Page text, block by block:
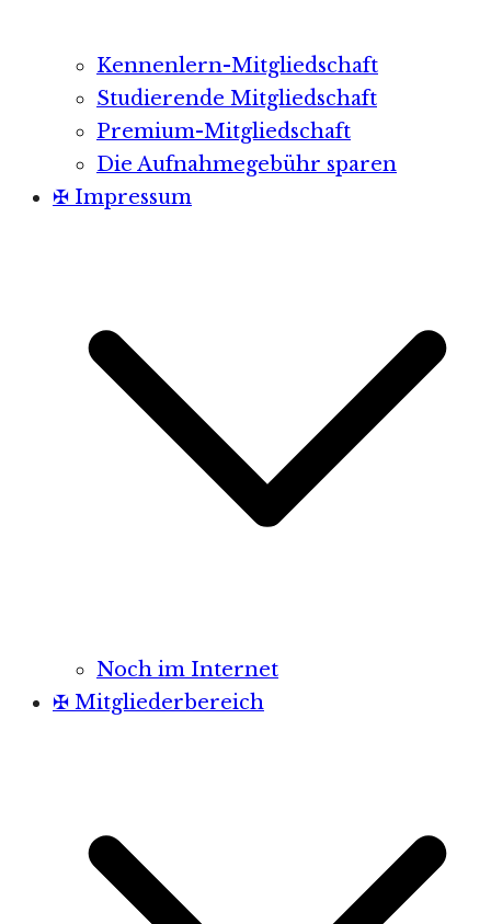
Kennenlern-Mitgliedschaft
Studierende Mitgliedschaft
Premium-Mitgliedschaft
Die Aufnahmegebühr sparen
✠ Impressum
Noch im Internet
✠ Mitgliederbereich